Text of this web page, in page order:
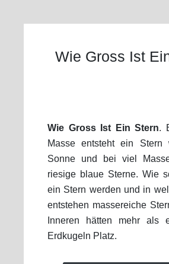
Wie Gross Ist
Wie Gross Ist Ein Stern.
Masse entsteht ein Stern
Sonne und bei viel
riesige blaue Sterne. Wie
ein Stern werden und in
entstehen massereiche
Inneren hätten mehr als
Erdkugeln Platz.